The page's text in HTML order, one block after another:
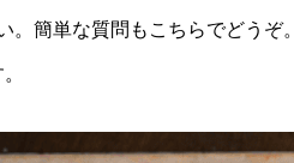
簡単な質問もこちらでどうぞ。